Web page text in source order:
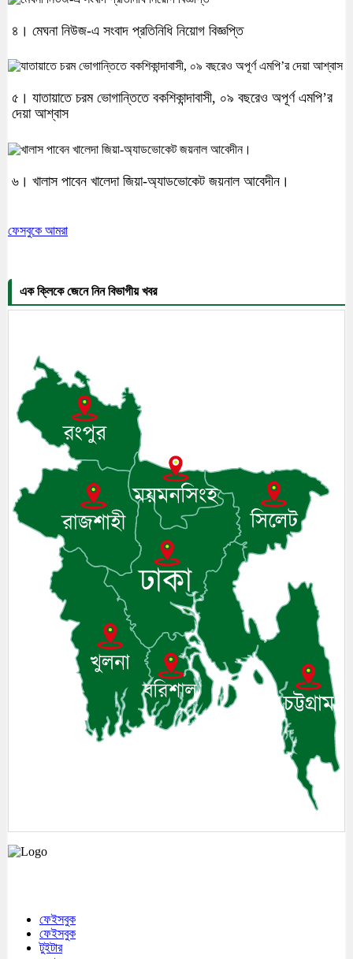
৪। মেঘনা নিউজ-এ সংবাদ প্রতিনিধি নিয়োগ বিজ্ঞপ্তি
৫। যাতায়াতে চরম ভোগান্তিতে বকশিকান্দাবাসী, ০৯ বছরেও অপূর্ণ এমপি’র
দেয়া আশ্বাস
৬। খালাস পাবেন খালেদা জিয়া-অ্যাডভোকেট জয়নাল আবেদীন।
ফেসবুকে আমরা
এক ক্লিকে জেনে নিন বিভাগীয় খবর
ফেইসবুক
ফেইসবুক
টুইটার